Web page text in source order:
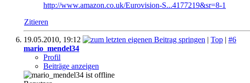
http://www.amazon.co.uk/Eurovision-S...4177219&sr=8-1
Zitieren
19.05.2010, 19:12 | Top | #6
mario_mendel34
Profil
Beiträge anzeigen